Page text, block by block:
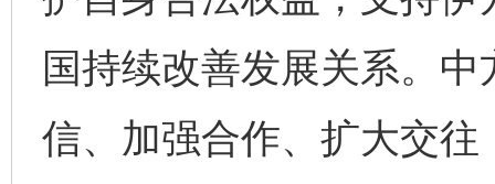
国持续改善发展关系。
信、加强合作、扩大交